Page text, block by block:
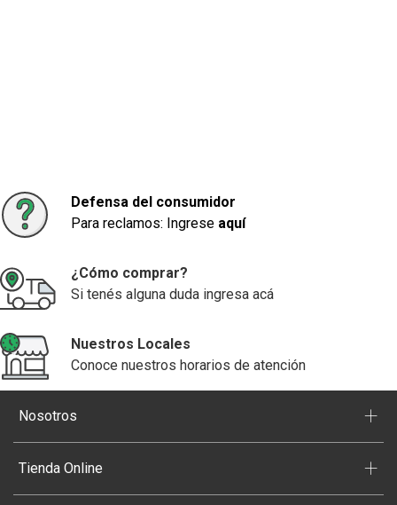
Defensa del consumidor
Para reclamos: Ingrese aquí
¿Cómo comprar?
Si tenés alguna duda ingresa acá
Nuestros Locales
Conoce nuestros horarios de atención
Nosotros +
Tienda Online +